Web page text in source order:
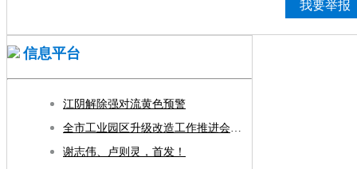
我要举报
信息平台
江阴解除强对流黄色预警
全市工业园区升级改造工作推进会召开
谢志伟、卢则灵，首发！